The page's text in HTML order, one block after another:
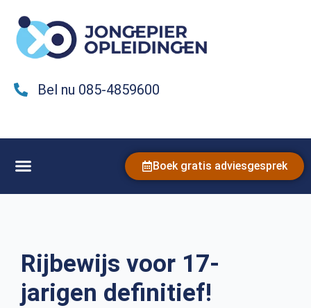
Bel nu 085-4859600
Boek gratis adviesgesprek
Rijbewijs voor 17-
jarigen definitief!